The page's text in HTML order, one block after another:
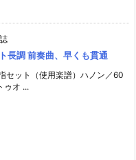
長調 前奏曲、早くも貫通
セット（使用楽譜）ハノン／60
ゥオ ...